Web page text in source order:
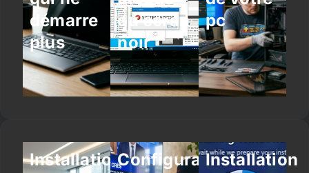
démarre
plus
ou écran
noir
pc
InstallationConfigurationInstallation